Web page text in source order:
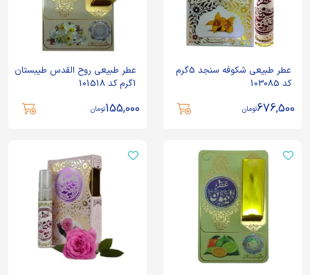
عطر طبیعی شکوفه سنجد 5گرم
کد 103085
676,500تومان
عطر طبیعی روح القدس طیبستان
1گرم کد 101518
155,000تومان